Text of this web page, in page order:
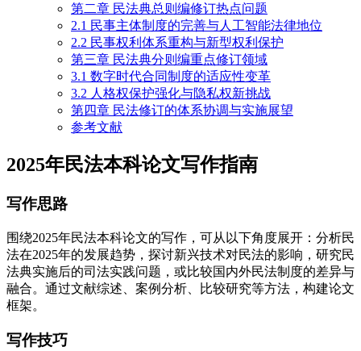
第二章 民法典总则编修订热点问题
2.1 民事主体制度的完善与人工智能法律地位
2.2 民事权利体系重构与新型权利保护
第三章 民法典分则编重点修订领域
3.1 数字时代合同制度的适应性变革
3.2 人格权保护强化与隐私权新挑战
第四章 民法修订的体系协调与实施展望
参考文献
2025年民法本科论文写作指南
写作思路
围绕2025年民法本科论文的写作，可从以下角度展开：分析民
法在2025年的发展趋势，探讨新兴技术对民法的影响，研究民
法典实施后的司法实践问题，或比较国内外民法制度的差异与
融合。通过文献综述、案例分析、比较研究等方法，构建论文
框架。
写作技巧